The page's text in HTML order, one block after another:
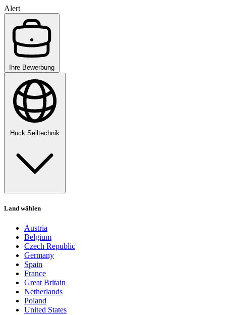
Alert
Ihre Bewerbung
Huck Seiltechnik
Land wählen
Austria
Belgium
Czech Republic
Germany
Spain
France
Great Britain
Netherlands
Poland
United States